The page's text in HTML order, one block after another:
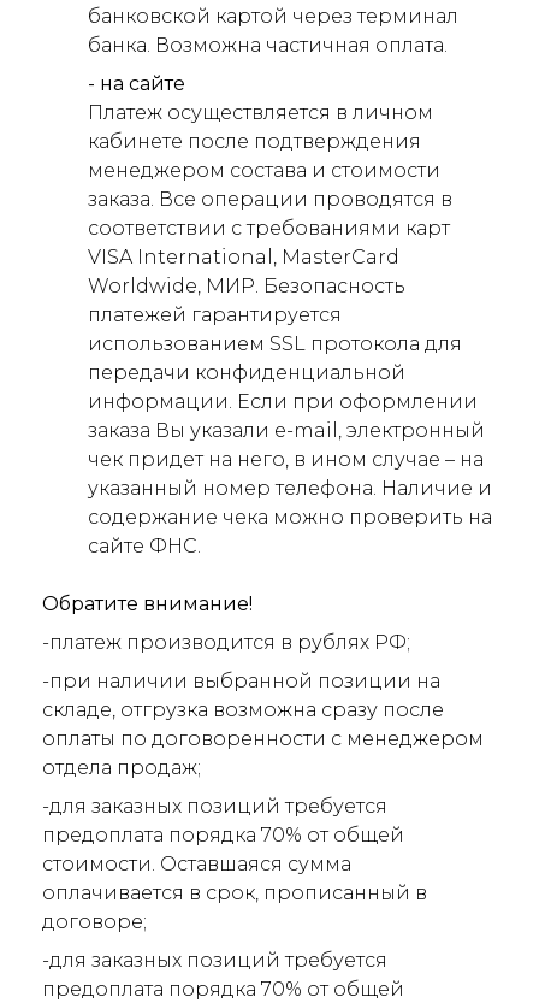
банковской картой через терминал
банка. Возможна частичная оплата.
- на сайте
Платеж осуществляется в личном
кабинете после подтверждения
менеджером состава и стоимости
заказа. Все операции проводятся в
соответствии с требованиями карт
VISA International, MasterCard
Worldwide, МИР. Безопасность
платежей гарантируется
использованием SSL протокола для
передачи конфиденциальной
информации. Если при оформлении
заказа Вы указали e-mail, электронный
чек придет на него, в ином случае – на
указанный номер телефона. Наличие и
содержание чека можно проверить на
сайте ФНС.
Обратите внимание!
-платеж производится в рублях РФ;
-при наличии выбранной позиции на
складе, отгрузка возможна сразу после
оплаты по договоренности с менеджером
отдела продаж;
-для заказных позиций требуется
предоплата порядка 70% от общей
стоимости. Оставшаяся сумма
оплачивается в срок, прописанный в
договоре;
-для заказных позиций требуется
предоплата порядка 70% от общей